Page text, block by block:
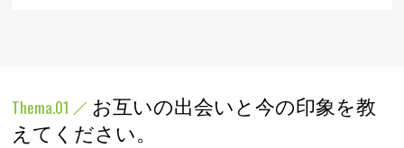
Thema.01
お互いの出会いと今の印象を教
えてください。